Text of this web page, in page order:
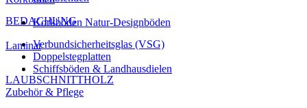
BEDACHUNG
Verbundsicherheitsglas (VSG)
Doppelstegplatten
LAUBSCHNITTHOLZ
Korkböden Natur-Designböden
Laminat
Schiffsböden & Landhausdielen
Zubehör & Pflege